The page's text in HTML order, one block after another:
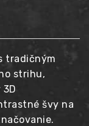
tradičným
strihu,
švy na